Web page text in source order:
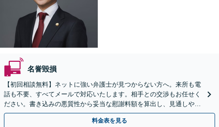
名誉毀損
【初回相談無料】ネットに強い弁護士が見つからない方へ。来所も電
話も不要、すべてメールで対応いたします。相手との交渉もお任せく
ださい。書き込みの悪質性から妥当な慰謝料額を算出し、見通しや費
用面のリスクも包み隠さずお伝えしサポートします。
料金表を見る